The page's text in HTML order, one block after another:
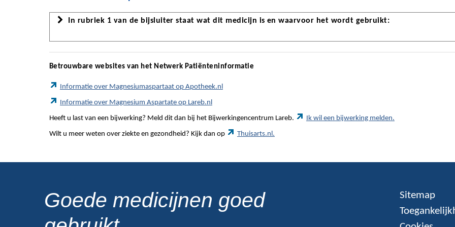
In rubriek 1 van de bijsluiter staat wat dit medicijn is en waarvoor het wordt gebruikt:
Betrouwbare websites van het Netwerk Patiënteninformatie
Informatie over Magnesiumaspartaat op Apotheek.nl
Informatie over Magnesium Aspartate op Lareb.nl
Heeft u last van een bijwerking? Meld dit dan bij het Bijwerkingencentrum Lareb. Ik wil een bijwerking melden.
Wilt u meer weten over ziekte en gezondheid? Kijk dan op Thuisarts.nl.
Goede medicijnen goed
Sitemap